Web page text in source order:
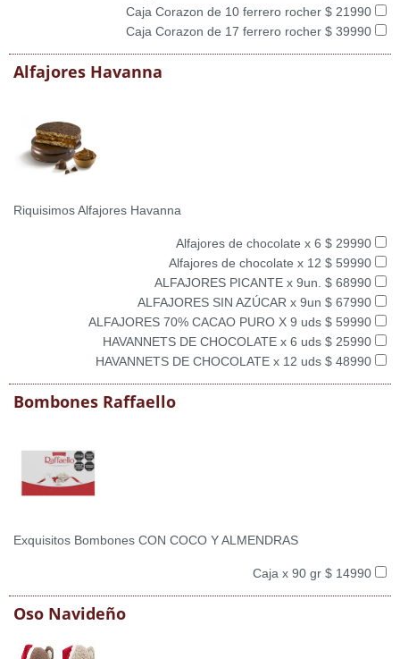
Caja Corazon de 10 ferrero rocher $ 21990
Caja Corazon de 17 ferrero rocher $ 39990
Alfajores Havanna
Riquisimos Alfajores Havanna
Alfajores de chocolate x 6 $ 29990
Alfajores de chocolate x 12 $ 59990
ALFAJORES PICANTE x 9un. $ 68990
ALFAJORES SIN AZÚCAR x 9un $ 67990
ALFAJORES 70% CACAO PURO X 9 uds $ 59990
HAVANNETS DE CHOCOLATE x 6 uds $ 25990
HAVANNETS DE CHOCOLATE x 12 uds $ 48990
Bombones Raffaello
Exquisitos Bombones CON COCO Y ALMENDRAS
Caja x 90 gr $ 14990
Oso Navideño